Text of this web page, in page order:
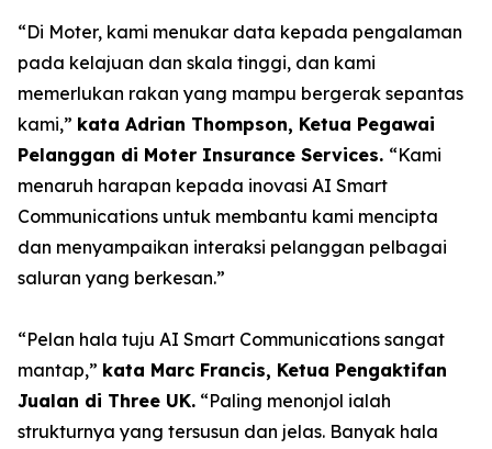
“Di Moter, kami menukar data kepada pengalaman
pada kelajuan dan skala tinggi, dan kami
memerlukan rakan yang mampu bergerak sepantas
kami,” kata Adrian Thompson, Ketua Pegawai
Pelanggan di Moter Insurance Services. “Kami
menaruh harapan kepada inovasi AI Smart
Communications untuk membantu kami mencipta
dan menyampaikan interaksi pelanggan pelbagai
saluran yang berkesan.”
“Pelan hala tuju AI Smart Communications sangat
mantap,” kata Marc Francis, Ketua Pengaktifan
Jualan di Three UK. “Paling menonjol ialah
strukturnya yang tersusun dan jelas. Banyak hala